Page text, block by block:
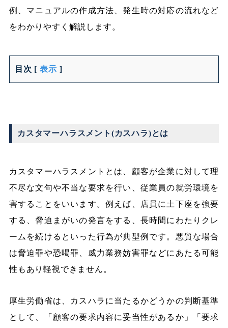
例、マニュアルの作成方法、発生時の対応の流れなど
をわかりやすく解説します。
目次 [ 表示 ]
カスタマーハラスメント(カスハラ)とは
カスタマーハラスメントとは、顧客が企業に対して理
不尽な文句や不当な要求を行い、従業員の就労環境を
害することをいいます。例えば、店員に土下座を強要
する、脅迫まがいの発言をする、長時間にわたりクレ
ームを続けるといった行為が典型例です。悪質な場合
は脅迫罪や恐喝罪、威力業務妨害罪などにあたる可能
性もあり軽視できません。
厚生労働省は、カスハラに当たるかどうかの判断基準
として、「顧客の要求内容に妥当性があるか」「要求